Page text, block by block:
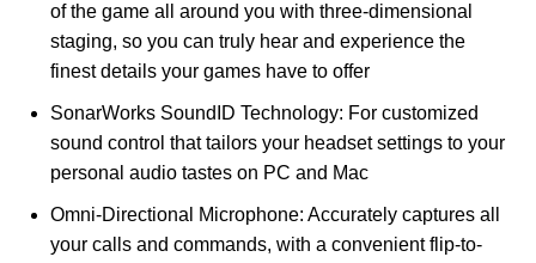
of the game all around you with three-dimensional
staging, so you can truly hear and experience the
finest details your games have to offer
SonarWorks SoundID Technology: For customized
sound control that tailors your headset settings to your
personal audio tastes on PC and Mac
Omni-Directional Microphone: Accurately captures all
your calls and commands, with a convenient flip-to-